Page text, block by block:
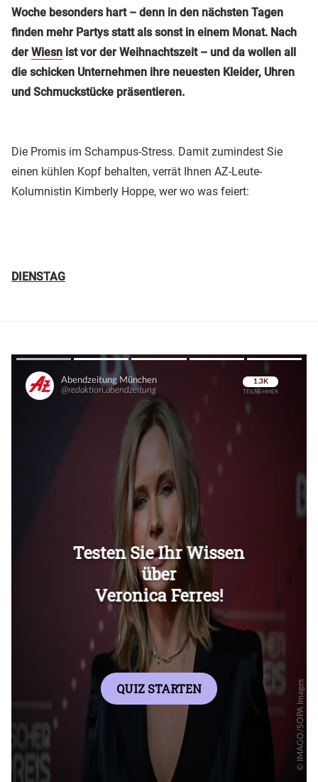
Woche besonders hart – denn in den nächsten Tagen
finden mehr Partys statt als sonst in einem Monat. Nach
der Wiesn ist vor der Weihnachtszeit – und da wollen all
die schicken Unternehmen ihre neuesten Kleider, Uhren
und Schmuckstücke präsentieren.
Die Promis im Schampus-Stress. Damit zumindest Sie
einen kühlen Kopf behalten, verrät Ihnen AZ-Leute-
Kolumnistin Kimberly Hoppe, wer wo was feiert:
DIENSTAG
Überspringen